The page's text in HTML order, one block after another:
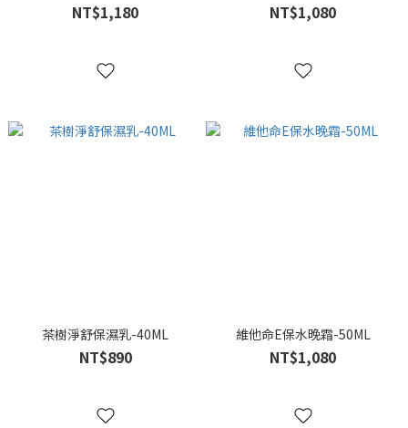
NT$1,180 NT$1,080
茶樹淨舒保濕乳-40ML
NT$890
維他命E保水晚霜-50ML
NT$1,080